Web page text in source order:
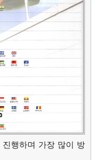
진행하며 가장 많이 방